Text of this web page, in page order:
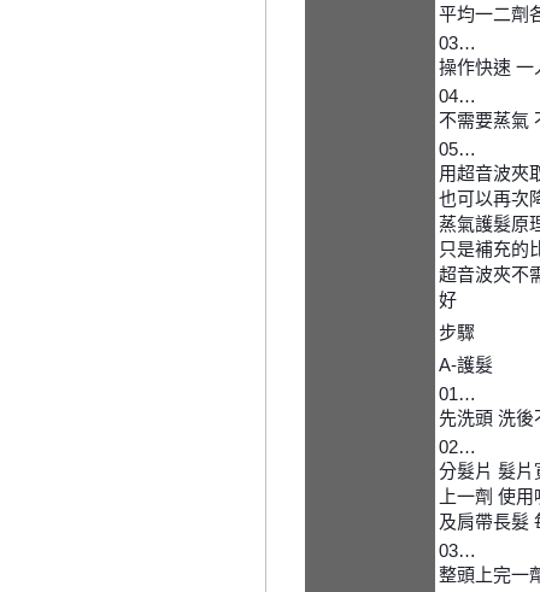
平均一二劑
03…
操作快速 一
04…
不需要蒸氣
05…
用超音波夾
也可以再次
蒸氣護髮原
只是補充的
超音波夾不
好
步驟
A-護髮
01…
先洗頭 洗
02…
分髮片 髮片
上一劑 使
及肩帶長髮
03…
整頭上完一